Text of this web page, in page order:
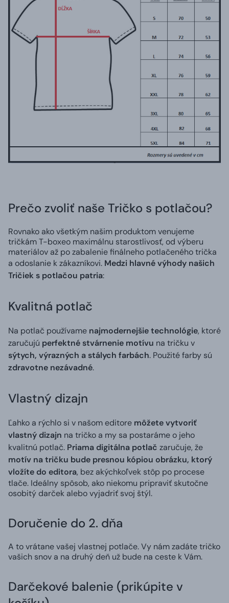
Prečo zvoliť naše Tričko s potlačou?
Rovnako ako všetkým našim produktom venujeme
tričkám T-boxeo maximálnu starostlivosť, od výberu
materiálov až po zabalenie finálneho potlačeného trička
a odoslanie k zákazníkovi. Medzi hlavné výhody našich
Tričiek s potlačou patria:
Kvalitná potlač
Na potlač používame najmodernejšie technológie, ktoré
zaručujú perfektné stvárnenie motívu na tričku v
sýtych, výrazných a stálych farbách. Použité farby sú
zdravotne nezávadné.
Vlastný dizajn
Ľahko a rýchlo si v našom editore môžete vytvoriť
vlastný dizajn na tričko a my sa postaráme o jeho
kvalitnú potlač. Priama digitálna potlač zaručuje, že
motív na tričku bude presnou kópiou obrázku, ktorý
vložíte do editora, bez akýchkoľvek stôp po procese
tlače. Ideálny spôsob, ako niekomu pripraviť skutočne
osobitý darček alebo vyjadriť svoj štýl.
Doručenie do 2. dňa
A to vrátane vašej vlastnej potlače. Vy nám zadáte tričko
vašich snov a na druhý deň už bude na ceste k Vám.
Darčekové balenie (prikúpite v